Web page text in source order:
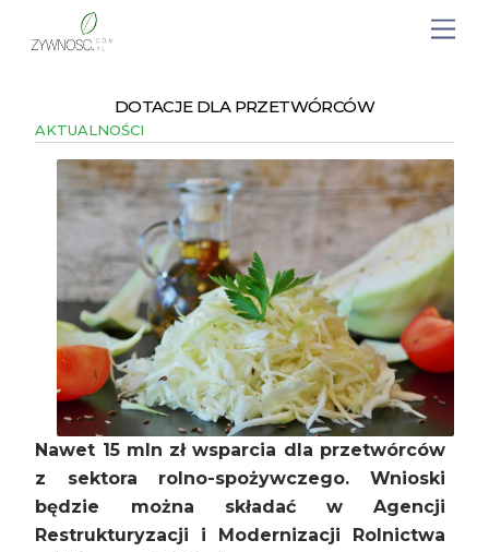
DOTACJE DLA PRZETWÓRCÓW
AKTUALNOŚCI
Nawet 15 mln zł wsparcia dla przetwórców
z sektora rolno-spożywczego. Wnioski
będzie można składać w Agencji
Restrukturyzacji i Modernizacji Rolnictwa